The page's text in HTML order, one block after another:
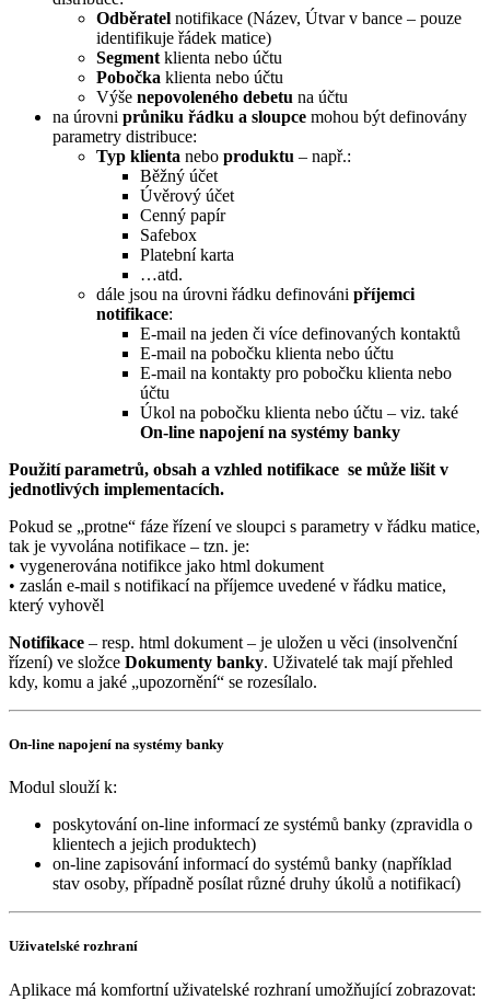
Odběratel notifikace (Název, Útvar v bance – pouze
identifikuje řádek matice)
Segment klienta nebo účtu
Pobočka klienta nebo účtu
Výše nepovoleného debetu na účtu
na úrovni průniku řádku a sloupce mohou být definovány
parametry distribuce:
Typ klienta nebo produktu – např.:
Běžný účet
Úvěrový účet
Cenný papír
Safebox
Platební karta
…atd.
dále jsou na úrovni řádku definováni příjemci
notifikace:
E-mail na jeden či více definovaných kontaktů
E-mail na pobočku klienta nebo účtu
E-mail na kontakty pro pobočku klienta nebo
účtu
Úkol na pobočku klienta nebo účtu – viz. také
On-line napojení na systémy banky
Použití parametrů, obsah a vzhled notifikace se může lišit v
jednotlivých implementacích.
Pokud se „protne“ fáze řízení ve sloupci s parametry v řádku matice,
tak je vyvolána notifikace – tzn. je:
• vygenerována notifikce jako html dokument
• zaslán e-mail s notifikací na příjemce uvedené v řádku matice,
který vyhověl
Notifikace – resp. html dokument – je uložen u věci (insolvenční
řízení) ve složce Dokumenty banky. Uživatelé tak mají přehled
kdy, komu a jaké „upozornění“ se rozesílalo.
On-line napojení na systémy banky
Modul slouží k:
poskytování on-line informací ze systémů banky (zpravidla o
klientech a jejich produktech)
on-line zapisování informací do systémů banky (například
stav osoby, případně posílat různé druhy úkolů a notifikací)
Uživatelské rozhraní
Aplikace má komfortní uživatelské rozhraní umožňující zobrazovat: